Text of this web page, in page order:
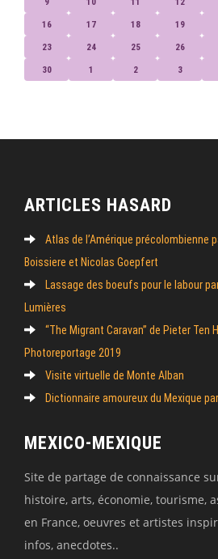
9 10 11 12
16 17 18 19
23 24 25 26
30 1 2 3
ARTICLES HASARD
Atlas de l’Amérique précolombienne
Boissiere et Nicolas Goepfert
Lassage des boeufs pour le labour
Lumières
“The Migrant Caravan” de Pieter Ten
Photoreportage 2019
Visite virtuelle de Monte Alban
Dictionnaire amoureux du Mexique
MEXICO-MEXIQUE
Site de partage de connaissance
histoire, arts, économie, tourisme,
en France, oeuvres et artistes
infos, anecdotes..